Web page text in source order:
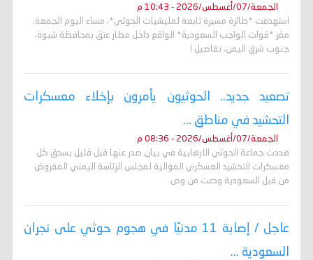
الجمعة/07/أغسطس/2026 - 10:43 م
استهدفت *طائرة مسيرة تابعة لمليشيات الحوثي*، مساء اليوم الجمعة،
مقر *قوات الواجب السعودية* الواقع داخل مطار عتق بمحافظة شبوة،
جنوب شرق اليمن. تفاصيل ا
تصعيد جديد.. الحوثيون يأمرون بإخلاء معسكرات
التحشيد في مناطق ...
الجمعة/07/أغسطس/2026 - 08:36 م
هددت جماعة الحوثي الارهابية في بيان صدر عنها قبل قليل بسحق كل
معسكرات التحشيد العسكري الموالية لمجلس الرئاسة اليمني المفروض
من قبل السعودية ودعت من وص
عاجل / إصابة 11 مدنيًا في هجوم حوثي على نجران
السعودية ...